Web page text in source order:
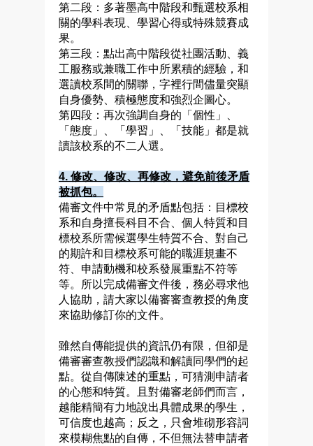
第二段：多著墨高中階段和甄選校系相
關的學科表現、學習心得或特殊競賽成
果。
第三段：點出高中階段從社團活動、義
工服務或兼職工作中所累積的經驗，和
選讀校系間的關聯，字裡行間儘量突顯
自身優勢、積極態度和強烈企圖心。
第四段：再次強調自身的「個性」、
「態度」、「學習」、「技能」都是就
讀該校系的不二人選。
4. 修改、修改、再修改，避免前後矛盾
被抓包。
備審文件中常見的矛盾點包括：目標校
系和自身擅長科目不合、個人特質和目
標校系所需候選學生特質不合、對自己
的期許和目標校系可能的職涯規畫不
符、申請動機和校系發展重點不符等
等。所以完成備審文件後，務必尋求他
人協助，請大家以備審審查教授的角度
來協助修訂你的文件。
雖然自傳能提供的資訊仍有限，但卻是
備審審查教授們認識和解讀同學們的起
點。從自傳陳述的重點，可猜測申請者
的心態和特質。且對備審老師們而言，
越能精簡有力地說出具體成果的學生，
可信度也越高；反之，只會堆砌形容詞
來模糊焦點的自傳，不但無法替申請者